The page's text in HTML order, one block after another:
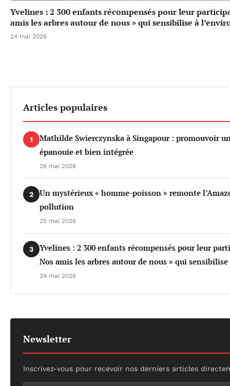
Yvelines : 2 300 enfants récompensés pour leur
amis les arbres autour de nous » qui sensibilise à
24 mai 2026
Articles populaires
1
Mathilde Swierczynska à Singapour : promouvoir
épanouie et bien intégrée
26 mai 2026
2
Un mystérieux « homme-poisson » remonte
pollution
25 mai 2026
3
Yvelines : 2 300 enfants récompensés pour leur
Nos amis les arbres autour de nous » qui
24 mai 2026
Newsletter
Inscrivez-vous pour recevoir nos derniers articles